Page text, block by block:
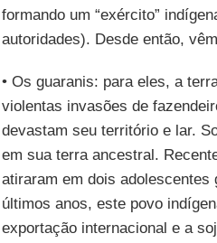
formando um “exército”
autoridades). Desde então,
• Os guaranis: para eles, a
violentas invasões de
devastam seu território e lar.
em sua terra ancestral.
atiraram em dois
últimos anos, este povo
exportação internacional e a